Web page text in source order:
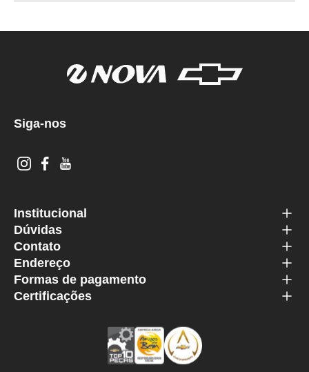
Siga-nos
Institucional
Dúvidas
Contato
Endereço
Formas de pagamento
Certificações